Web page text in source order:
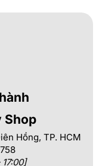
Shop
Hồng, TP. HCM